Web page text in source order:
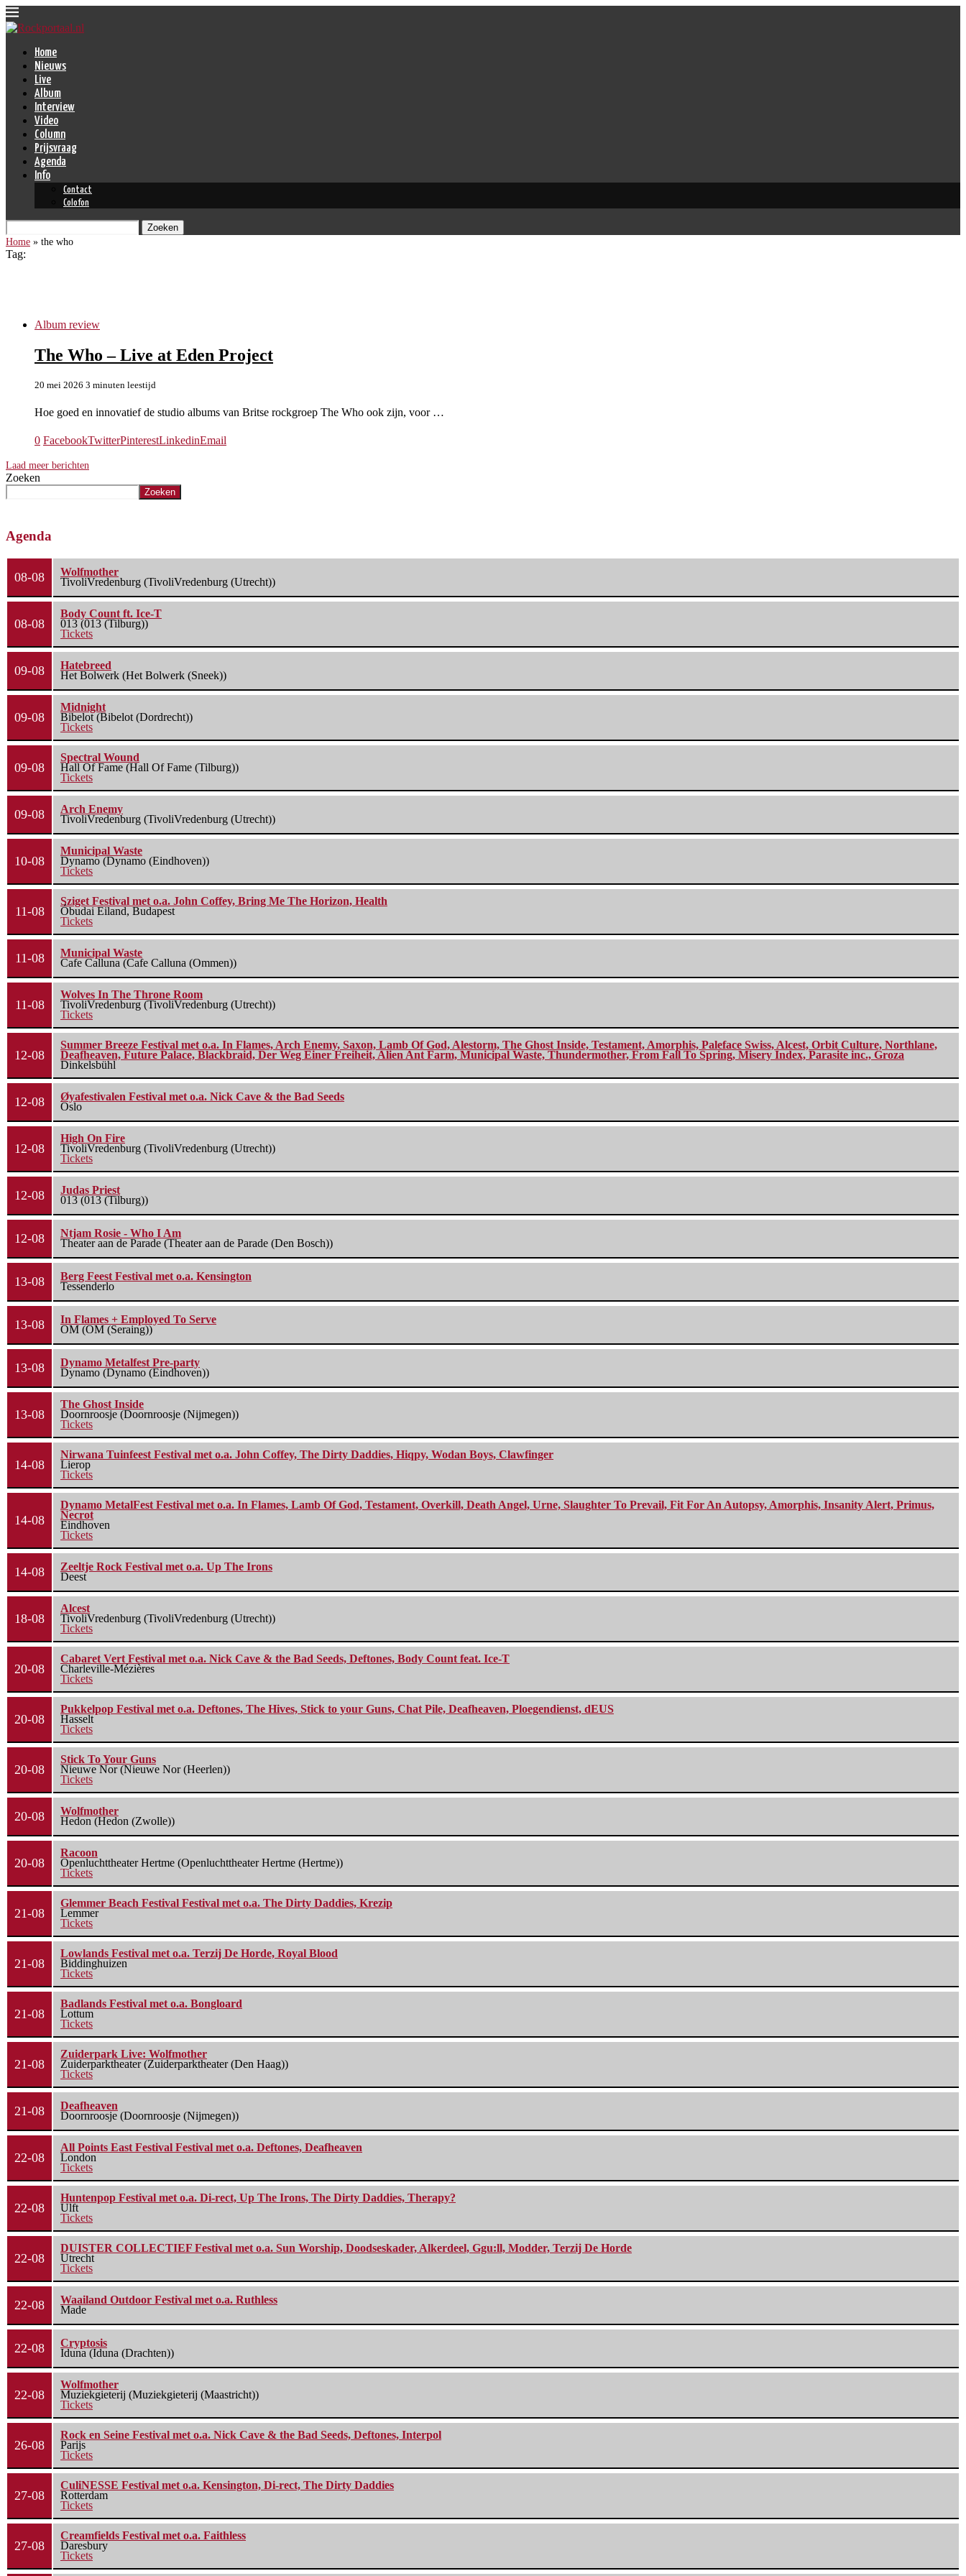
Home
Nieuws
Live
Album
Interview
Video
Column
Prijsvraag
Agenda
Info
Contact
Colofon
Zoeken
Home » the who
Tag:
Album review
The Who – Live at Eden Project
20 mei 2026 3 minuten leestijd
Hoe goed en innovatief de studio albums van Britse rockgroep The Who ook zijn, voor …
0 FacebookTwitterPinterestLinkedinEmail
Laad meer berichten
Zoeken
Zoeken
Agenda
08-08
Wolfmother
TivoliVredenburg (TivoliVredenburg (Utrecht))
08-08
Body Count ft. Ice-T
013 (013 (Tilburg))
Tickets
09-08
Hatebreed
Het Bolwerk (Het Bolwerk (Sneek))
09-08
Midnight
Bibelot (Bibelot (Dordrecht))
Tickets
09-08
Spectral Wound
Hall Of Fame (Hall Of Fame (Tilburg))
Tickets
09-08
Arch Enemy
TivoliVredenburg (TivoliVredenburg (Utrecht))
10-08
Municipal Waste
Dynamo (Dynamo (Eindhoven))
Tickets
11-08
Sziget Festival met o.a. John Coffey, Bring Me The Horizon, Health
Óbudai Eiland, Budapest
Tickets
11-08
Municipal Waste
Cafe Calluna (Cafe Calluna (Ommen))
11-08
Wolves In The Throne Room
TivoliVredenburg (TivoliVredenburg (Utrecht))
Tickets
12-08
Summer Breeze Festival met o.a. In Flames, Arch Enemy, Saxon, Lamb Of God, Alestorm, The Ghost Inside, Testament, Amorphis, Paleface Swiss, Alcest, Orbit Culture, Northlane,
Deafheaven, Future Palace, Blackbraid, Der Weg Einer Freiheit, Alien Ant Farm, Municipal Waste, Thundermother, From Fall To Spring, Misery Index, Parasite inc., Groza
Dinkelsbühl
12-08
Øyafestivalen Festival met o.a. Nick Cave & the Bad Seeds
Oslo
12-08
High On Fire
TivoliVredenburg (TivoliVredenburg (Utrecht))
Tickets
12-08
Judas Priest
013 (013 (Tilburg))
12-08
Ntjam Rosie - Who I Am
Theater aan de Parade (Theater aan de Parade (Den Bosch))
13-08
Berg Feest Festival met o.a. Kensington
Tessenderlo
13-08
In Flames + Employed To Serve
OM (OM (Seraing))
13-08
Dynamo Metalfest Pre-party
Dynamo (Dynamo (Eindhoven))
13-08
The Ghost Inside
Doornroosje (Doornroosje (Nijmegen))
Tickets
14-08
Nirwana Tuinfeest Festival met o.a. John Coffey, The Dirty Daddies, Hiqpy, Wodan Boys, Clawfinger
Lierop
Tickets
14-08
Dynamo MetalFest Festival met o.a. In Flames, Lamb Of God, Testament, Overkill, Death Angel, Urne, Slaughter To Prevail, Fit For An Autopsy, Amorphis, Insanity Alert, Primus,
Necrot
Eindhoven
Tickets
14-08
Zeeltje Rock Festival met o.a. Up The Irons
Deest
18-08
Alcest
TivoliVredenburg (TivoliVredenburg (Utrecht))
Tickets
20-08
Cabaret Vert Festival met o.a. Nick Cave & the Bad Seeds, Deftones, Body Count feat. Ice-T
Charleville-Mézières
Tickets
20-08
Pukkelpop Festival met o.a. Deftones, The Hives, Stick to your Guns, Chat Pile, Deafheaven, Ploegendienst, dEUS
Hasselt
Tickets
20-08
Stick To Your Guns
Nieuwe Nor (Nieuwe Nor (Heerlen))
Tickets
20-08
Wolfmother
Hedon (Hedon (Zwolle))
20-08
Racoon
Openluchttheater Hertme (Openluchttheater Hertme (Hertme))
Tickets
21-08
Glemmer Beach Festival Festival met o.a. The Dirty Daddies, Krezip
Lemmer
Tickets
21-08
Lowlands Festival met o.a. Terzij De Horde, Royal Blood
Biddinghuizen
Tickets
21-08
Badlands Festival met o.a. Bongloard
Lottum
Tickets
21-08
Zuiderpark Live: Wolfmother
Zuiderparktheater (Zuiderparktheater (Den Haag))
Tickets
21-08
Deafheaven
Doornroosje (Doornroosje (Nijmegen))
22-08
All Points East Festival Festival met o.a. Deftones, Deafheaven
London
Tickets
22-08
Huntenpop Festival met o.a. Di-rect, Up The Irons, The Dirty Daddies, Therapy?
Ulft
Tickets
22-08
DUISTER COLLECTIEF Festival met o.a. Sun Worship, Doodseskader, Alkerdeel, Ggu:ll, Modder, Terzij De Horde
Utrecht
Tickets
22-08
Waailand Outdoor Festival met o.a. Ruthless
Made
22-08
Cryptosis
Iduna (Iduna (Drachten))
22-08
Wolfmother
Muziekgieterij (Muziekgieterij (Maastricht))
Tickets
26-08
Rock en Seine Festival met o.a. Nick Cave & the Bad Seeds, Deftones, Interpol
Parijs
Tickets
27-08
CuliNESSE Festival met o.a. Kensington, Di-rect, The Dirty Daddies
Rotterdam
Tickets
27-08
Creamfields Festival met o.a. Faithless
Daresbury
Tickets